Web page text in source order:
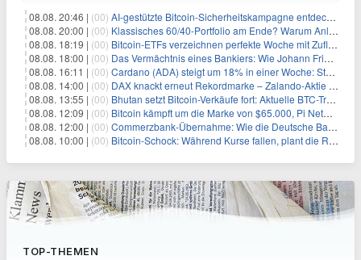
08.08. 20:46 | (00) AI-gestützte Bitcoin-Sicherheitskampagne entdeckt fast 5.000 Softwareprobleme in 390 Projekten
08.08. 20:00 | (00) Klassisches 60/40-Portfolio am Ende? Warum Anleger jetzt radikal umdenken müssen
08.08. 18:19 | (00) Bitcoin-ETFs verzeichnen perfekte Woche mit Zuflüssen auf 3-Monats-Hoch
08.08. 18:00 | (00) Das Vermächtnis eines Bankiers: Wie Johann Friedrich Städel sein Imperium unsterblich machte
08.08. 16:11 | (00) Cardano (ADA) steigt um 18% in einer Woche: Steht ein Kurs von $0,30 bevor?
08.08. 14:00 | (00) DAX knackt erneut Rekordmarke – Zalando-Aktie crasht nach Quartalszahlen
08.08. 13:55 | (00) Bhutan setzt Bitcoin-Verkäufe fort: Aktuelle BTC-Transaktionen
08.08. 12:09 | (00) Bitcoin kämpft um die Marke von $65.000, Pi Network gewinnt an Unterstützung
08.08. 12:00 | (00) Commerzbank-Übernahme: Wie die Deutsche Bank im Schatten zum großen Gewinner wird
08.08. 10:00 | (00) Bitcoin-Schock: Während Kurse fallen, plant die Regierung die Steuer-Bombe
TOP-THEMEN